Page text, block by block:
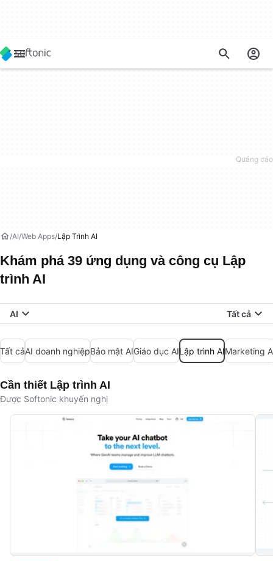
AI Web Apps Lập Trình AI
Khám phá 39 ứng dụng và công cụ Lập
trình AI
AI Tất cả
Tất cảAI doanh nghiệpBảo mật AIGiáo dục AILập trình AIMarketing
Cần thiết Lập trình AI
Được Softonic khuyến nghị